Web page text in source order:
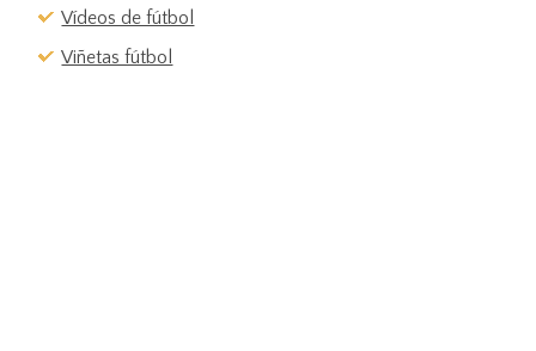
Vídeos de fútbol
Viñetas fútbol